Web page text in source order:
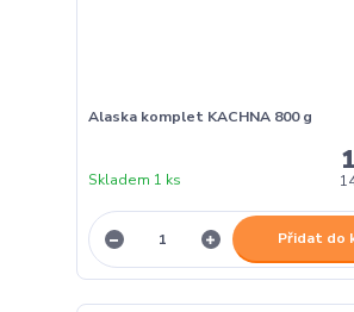
Alaska komplet KACHNA 800 g
Skladem 1 ks
Přidat do